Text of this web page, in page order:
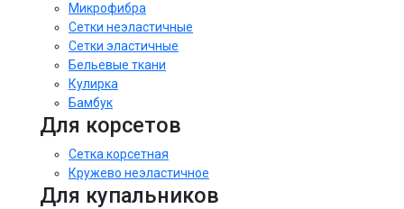
Микрофибра
Сетки неэластичные
Сетки эластичные
Бельевые ткани
Кулирка
Бамбук
Для корсетов
Сетка корсетная
Кружево неэластичное
Для купальников